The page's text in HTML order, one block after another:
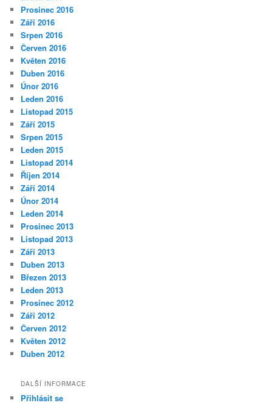
Prosinec 2016
Září 2016
Srpen 2016
Červen 2016
Květen 2016
Duben 2016
Únor 2016
Leden 2016
Listopad 2015
Září 2015
Srpen 2015
Leden 2015
Listopad 2014
Říjen 2014
Září 2014
Únor 2014
Leden 2014
Prosinec 2013
Listopad 2013
Září 2013
Duben 2013
Březen 2013
Leden 2013
Prosinec 2012
Září 2012
Červen 2012
Květen 2012
Duben 2012
DALŠÍ INFORMACE
Přihlásit se